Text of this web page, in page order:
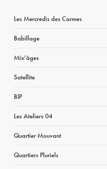
Les Mercredis des Carmes
Babillage
Mix’âges
Satellite
BIP
Les Ateliers 04
Quartier Mouvant
Quartiers Pluriels